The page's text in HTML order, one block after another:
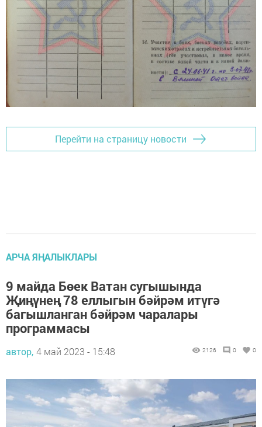
Перейти на страницу новости
АРЧА ЯҢАЛЫКЛАРЫ
9 майда Бөек Ватан сугышында
Җиңүнең 78 еллыгын бәйрәм итүгә
багышланган бәйрәм чаралары
программасы
автор, 4 май 2023 - 15:48 2126 0 0